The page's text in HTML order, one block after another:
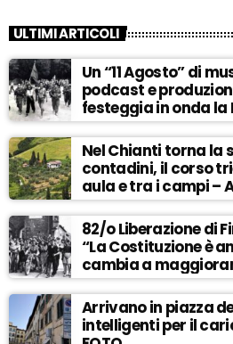
ULTIMI ARTICOLI
Un “11 Agosto” di
podcast e
festeggia in onda la
Nel Chianti torna la
contadini, il corso
aula e tra i campi –
82/o Liberazione di
“La Costituzione è
cambia a
Arrivano in piazza
intelligenti per il